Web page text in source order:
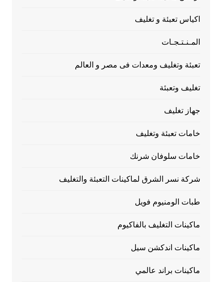
اكياس تعبئة و تغليف
المـنـتـجـات
تعبئة وتغليف ومعدات فى مصر و العالم
تغليف وتعبئة
جهاز تغليف
خامات تعبئة وتغليف
خامات سلوفان شرنك
شركة نسر الشرق لماكينات التعبئة والتغليف
طبات الومنيوم فويل
ماكينات التغليف بالفاكيوم
ماكينات اندكشن سيل
ماكينات براند عالمي